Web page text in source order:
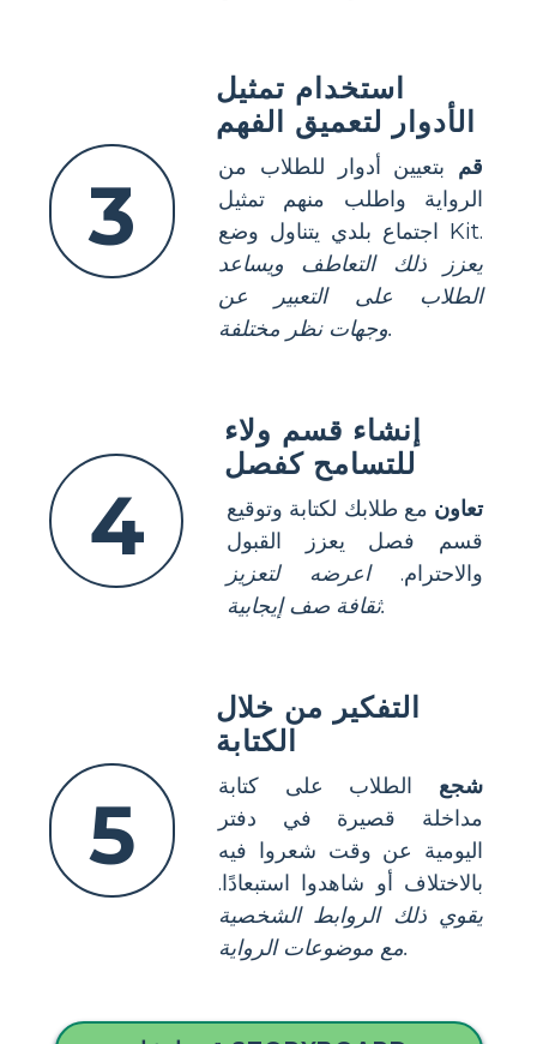
3
استخدام تمثيل
الأدوار لتعميق الفهم
قم بتعيين أدوار للطلاب من
الرواية واطلب منهم تمثيل
اجتماع بلدي يتناول وضع Kit.
يعزز ذلك التعاطف ويساعد
الطلاب على التعبير عن
وجهات نظر مختلفة.
4
إنشاء قسم ولاء
للتسامح كفصل
تعاون مع طلابك لكتابة وتوقيع
قسم فصل يعزز القبول
والاحترام.اعرضه لتعزيز
ثقافة صف إيجابية.
5
التفكير من خلال
الكتابة
شجع الطلاب على كتابة
مداخلة قصيرة في دفتر
اليومية عن وقت شعروا فيه
بالاختلاف أو شاهدوا استبعادًا.
يقوي ذلك الروابط الشخصية
مع موضوعات الرواية.